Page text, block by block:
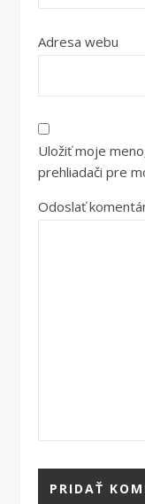
Adresa webu
Uložiť moje
prehliadači pre
Odoslať